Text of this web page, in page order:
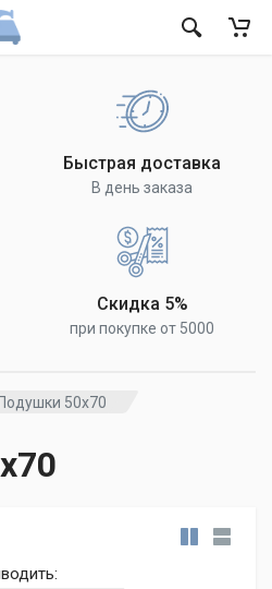
Быстрая доставка
В день заказа
Скидка 5%
при покупке от 5000
50х70